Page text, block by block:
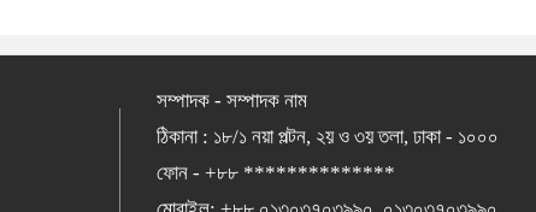
সম্পাদক - সম্পাদক নাম
ঠিকানা : ১৮/১ নয়া পল্টন, ২য় ও ৩য় তলা, ঢাকা - ১০০০
ফোন - +৮৮ **************